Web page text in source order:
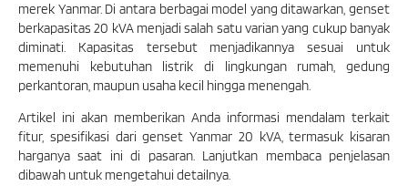
merek Yanmar. Di antara berbagai model yang ditawarkan, genset
berkapasitas 20 kVA menjadi salah satu varian yang cukup banyak
diminati. Kapasitas tersebut menjadikannya sesuai untuk
memenuhi kebutuhan listrik di lingkungan rumah, gedung
perkantoran, maupun usaha kecil hingga menengah.
Artikel ini akan memberikan Anda informasi mendalam terkait
fitur, spesifikasi dari genset Yanmar 20 kVA, termasuk kisaran
harganya saat ini di pasaran. Lanjutkan membaca penjelasan
dibawah untuk mengetahui detailnya.